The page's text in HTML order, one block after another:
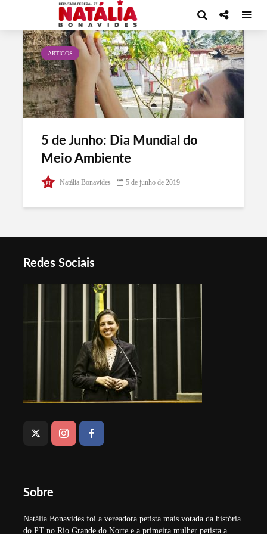
Tag - Dia do Meio Ambiente
ARTIGOS
5 de Junho: Dia Mundial do
Meio Ambiente
Natália Bonavides 5 de junho de 2019
Redes Sociais
Sobre
Natália Bonavides foi a vereadora petista mais votada da história
do PT no Rio Grande do Norte e a primeira mulher petista a